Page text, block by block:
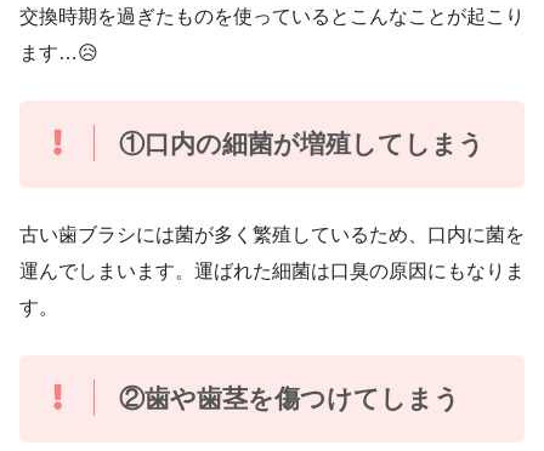
交換時期を過ぎたものを使っているとこんなことが起こり
ます…😥
①口内の細菌が増殖してしまう
古い歯ブラシには菌が多く繁殖しているため、口内に菌を
運んでしまいます。運ばれた細菌は口臭の原因にもなりま
す。
②歯や歯茎を傷つけてしまう